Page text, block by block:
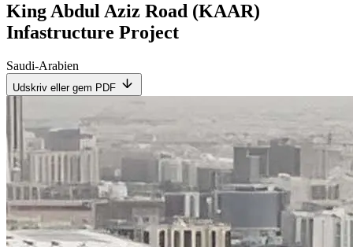
King Abdul Aziz Road (KAAR)
Infastructure Project
Saudi-Arabien
Udskriv eller gem PDF